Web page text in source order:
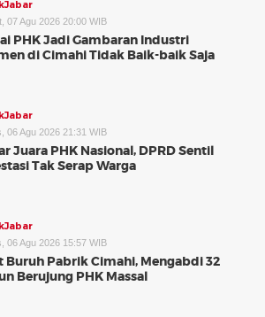
07 Agu 2026 20:00 WIB
PHK Jadi Gambaran Industri
di Cimahi Tidak Baik-baik Saja
06 Agu 2026 21:31 WIB
Juara PHK Nasional, DPRD Sentil
Tak Serap Warga
06 Agu 2026 15:57 WIB
Buruh Pabrik Cimahi, Mengabdi 32
Berujung PHK Massal